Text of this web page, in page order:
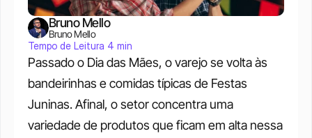
Passado o Dia das Mães, o varejo se volta às
bandeirinhas e comidas típicas de Festas
Juninas. Afinal, o setor concentra uma
variedade de produtos que ficam em alta nessa
Bruno Mello
Bruno Mello
Tempo de Leitura 4 min